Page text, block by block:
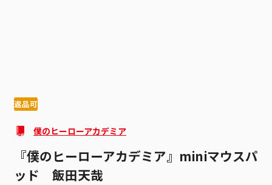
返品可
僕のヒーローアカデミア
『僕のヒーローアカデミア』miniマウスパ
ッド 飯田天哉